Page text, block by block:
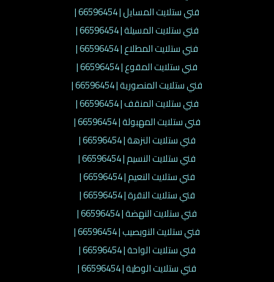
فني ستلايت المسايل | 66596454 |
فني ستلايت المسيلة | 66596454 |
فني ستلايت المطلاع | 66596454 |
فني ستلايت المقوع | 66596454 |
فني ستلايت المنصورية | 66596454 |
فني ستلايت المنقف | 66596454 |
فني ستلايت المهبولة | 66596454 |
فني ستلايت النزهة | 66596454 |
فني ستلايت النسيم | 66596454 |
فني ستلايت النعيم | 66596454 |
فني ستلايت النقرة | 66596454 |
فني ستلايت النهضة | 66596454 |
فني ستلايت النويصيب | 66596454 |
فني ستلايت الواحة | 66596454 |
فني ستلايت الوطية | 66596454 |